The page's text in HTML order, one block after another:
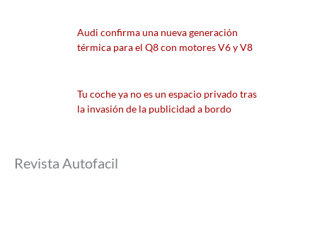
Audi confirma una nueva generación
térmica para el Q8 con motores V6 y V8
Tu coche ya no es un espacio privado tras
la invasión de la publicidad a bordo
Revista Autofacil